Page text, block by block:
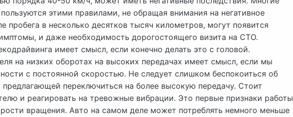
этими правилами, не обращая внимания на негативное
пробега в несколько десятков тысяч километров, могут появится
и даже необходимость дорогостоящего визита на СТО.
имеет смысл, если конечно делать это с головой.
на низких оборотах на высоких передачах имеет смысл, если мы
с постоянной скоростью. Не следует слишком беспокоиться об
переключиться на более высокую передачу. Стоит
и реагировать на тревожные вибрации. Это первые признаки работы
вращения. Авто на самом деле может потреблять немного меньше